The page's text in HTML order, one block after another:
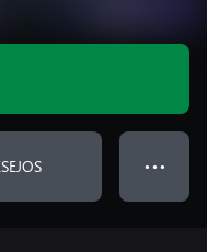
● ● ●